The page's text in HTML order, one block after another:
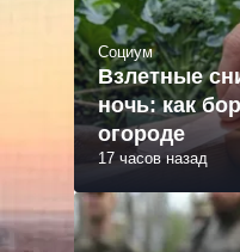
Социум
Взлетные
ночь: как
огороде
17 часов назад